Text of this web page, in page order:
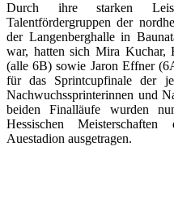
Durch ihre starken
Talentfördergruppen der
der Langenberghalle in
war, hatten sich Mira Kuchar,
(alle 6B) sowie Jaron Effner
für das Sprintcupfinale der
Nachwuchssprinterinnen und
beiden Finalläufe wurden
Hessischen
Auestadion ausgetragen.